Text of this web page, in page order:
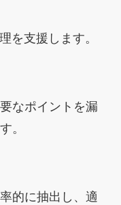
を支援します。
なポイントを漏
。
的に抽出し、適